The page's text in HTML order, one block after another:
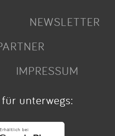
NEWSLETTER
IMPRESSUM
unterwegs: